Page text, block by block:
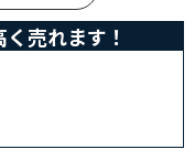
売れます！